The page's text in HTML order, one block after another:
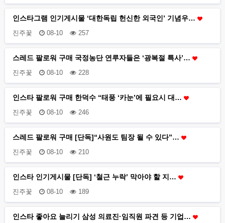
인스타그램 인기게시물 ‘대한독립 헌신한 외국인’ 기념우…
진주꽃 08-10 257
스레드 팔로워 구매 국정농단 연루자들은 ‘광복절 특사’…
진주꽃 08-10 228
인스타 팔로워 구매 한덕수 “태풍 ‘카눈’에 필요시 대…
진주꽃 08-10 246
스레드 팔로워 구매 [단독]“사원도 팀장 될 수 있다”…
진주꽃 08-10 210
인스타 인기게시물 [단독] ‘철근 누락’ 막아야 할 지…
진주꽃 08-10 189
인스타 좋아요 늘리기 삼성 의료진·임직원 파견 등 기업…